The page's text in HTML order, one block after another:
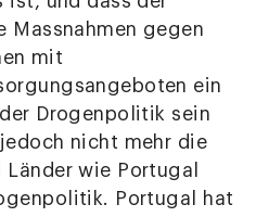
Massnahmen gegen
mit
ein
Drogenpolitik sein
nicht mehr die
wie Portugal
Portugal hat